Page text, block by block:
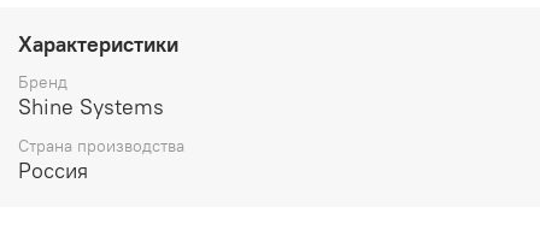
ручка поможет легко дотянуться до поверхностей с
трудным доступом. Щетина обладает высокой
износостойкостью и прослужит долго.
Характеристики
Бренд
Shine Systems
Страна производства
Россия